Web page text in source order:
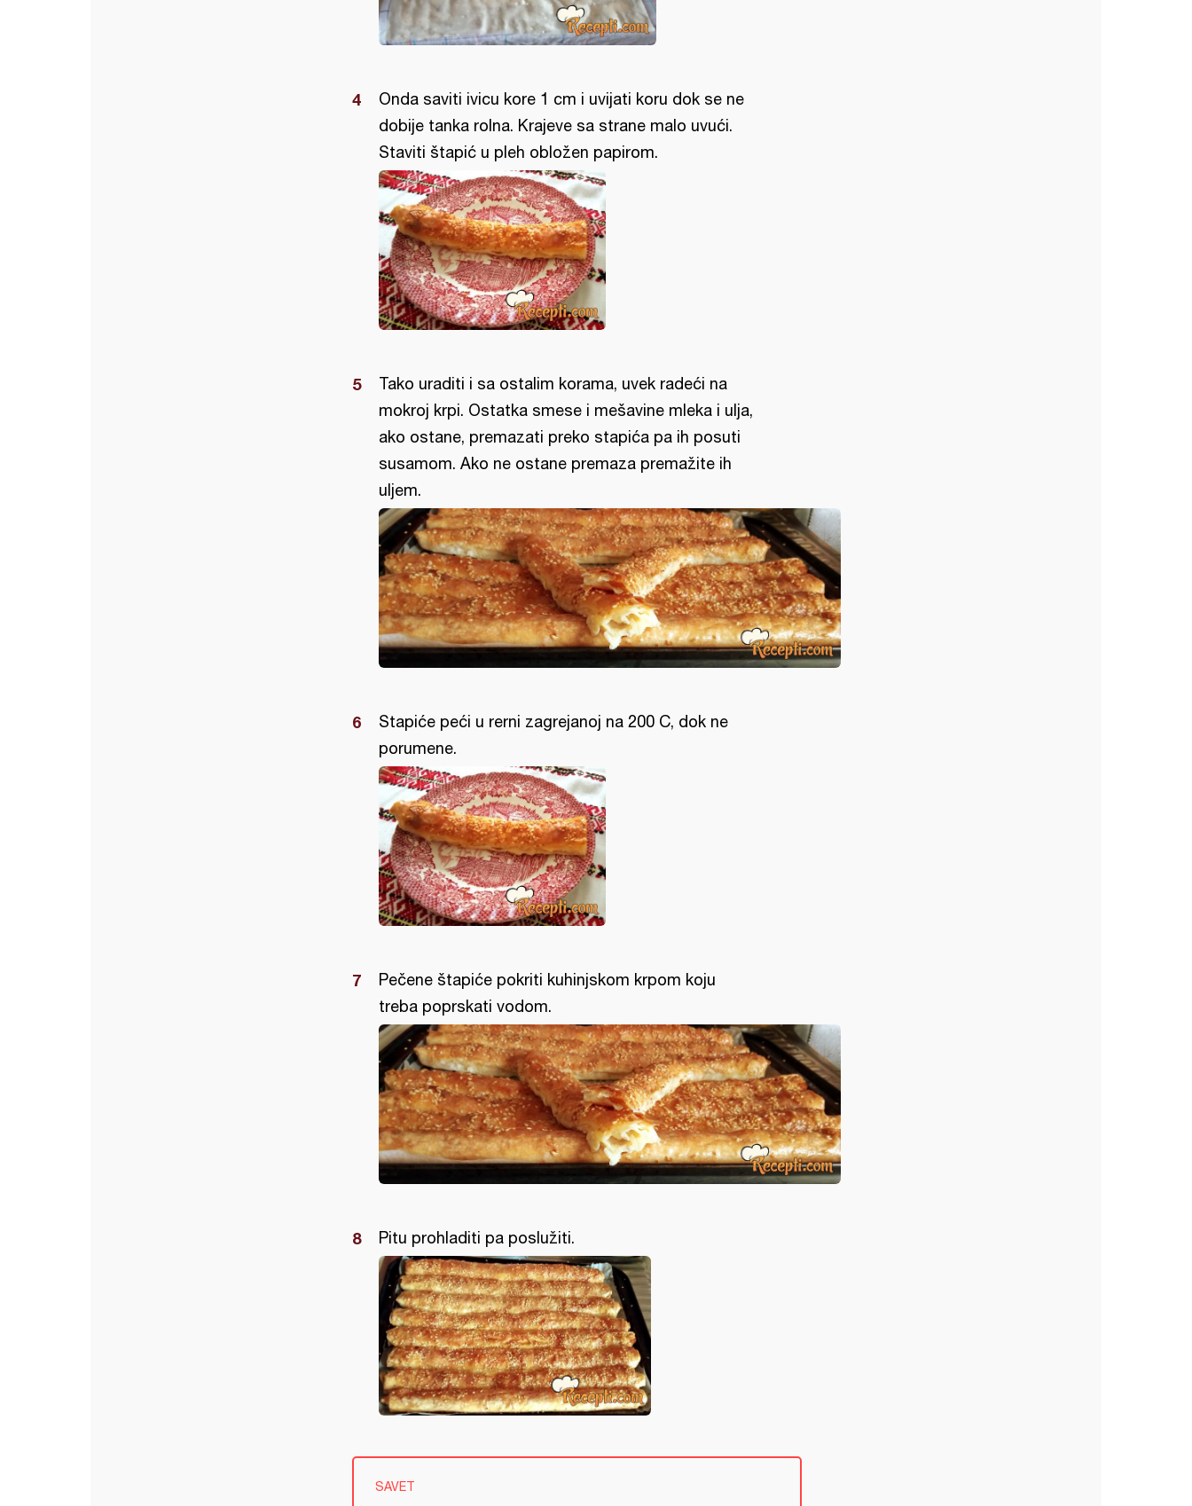
Onda saviti ivicu kore 1 cm i uvijati koru dok se ne
dobije tanka rolna. Krajeve sa strane malo uvući.
Staviti štapić u pleh obložen papirom.
Tako uraditi i sa ostalim korama, uvek radeći na
mokroj krpi. Ostatka smese i mešavine mleka i ulja,
ako ostane, premazati preko stapića pa ih posuti
susamom. Ako ne ostane premaza premažite ih
uljem.
Stapiće peći u rerni zagrejanoj na 200 C, dok ne
porumene.
Pečene štapiće pokriti kuhinjskom krpom koju
treba poprskati vodom.
Pitu prohladiti pa poslužiti.
SAVET